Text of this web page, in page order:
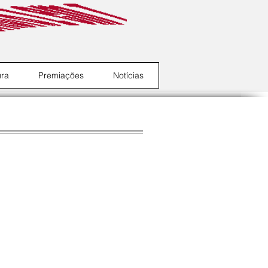
Premiações Notícias